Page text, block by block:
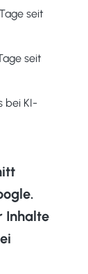
seit
seit
bei KI-
Inhalte